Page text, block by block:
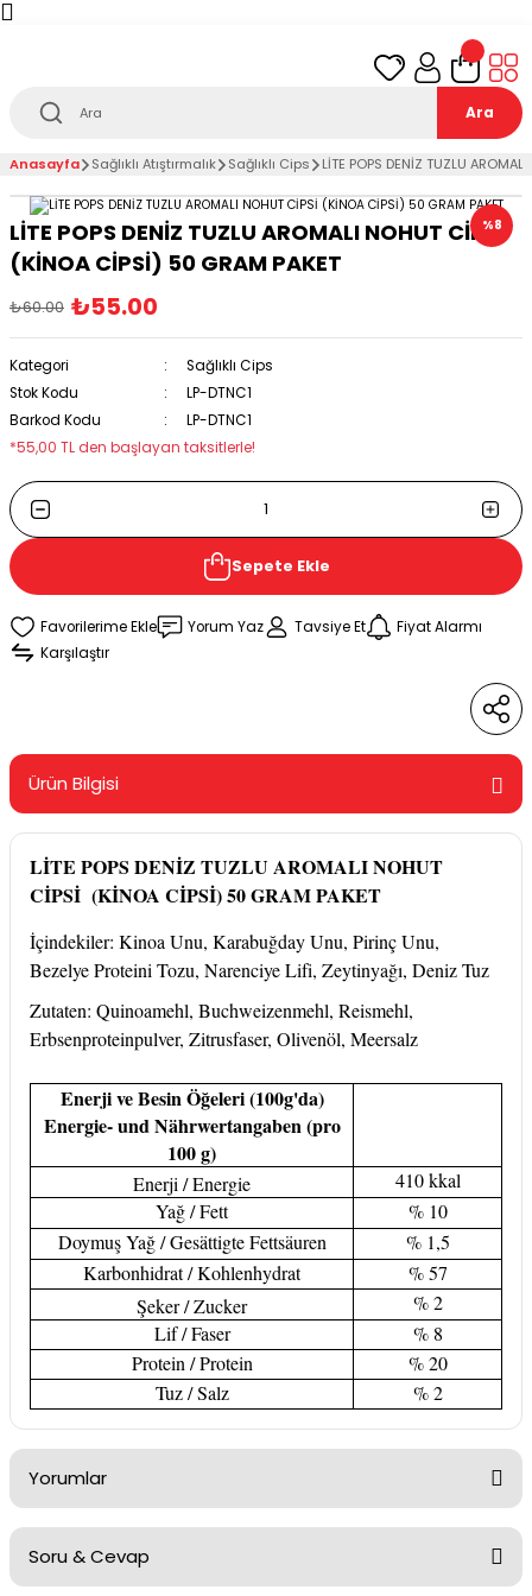
teslimat!
Ara
Anasayfa Sağlıklı Atıştırmalık Sağlıklı Cips LİTE POPS DENİZ TUZLU
%8
LİTE POPS DENİZ TUZLU AROMALI NOHUT CİPSİ
(KİNOA CİPSİ) 50 GRAM PAKET
₺60.00 ₺55.00
Kategori
Sağlıklı Cips
Stok Kodu
LP-DTNC1
Barkod Kodu
LP-DTNC1
*55,00 TL den başlayan taksitlerle!
Sepete Ekle
Yorum Yaz Tavsiye Et
Fiyat Alarmı
Karşılaştır
Ürün Bilgisi
LİTE POPS DENİZ TUZLU AROMALI NOHUT
CİPSİ (KİNOA CİPSİ) 50 GRAM PAKET
İçindekiler: Kinoa Unu, Karabuğday Unu, Pirinç Unu,
Bezelye Proteini Tozu, Narenciye Lifi, Zeytinyağı, Deniz Tuz
Zutaten: Quinoamehl, Buchweizenmehl, Reismehl,
Erbsenproteinpulver, Zitrusfaser, Olivenöl, Meersalz
Enerji ve Besin Öğeleri (100g'da)
Energie- und Nährwertangaben (pro
100 g)
Enerji / Energie
410 kkal
Yağ / Fett
% 10
Doymuş Yağ / Gesättigte Fettsäuren
% 1,5
Karbonhidrat / Kohlenhydrat
% 57
Şeker / Zucker
% 2
Lif / Faser
% 8
Protein / Protein
% 20
Tuz / Salz
% 2
Yorumlar
Soru & Cevap